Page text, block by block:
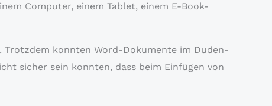
Computer, einem Tablet, einem E-Book-
Trotzdem konnten Word-Dokumente im Duden-
sicher sein konnten, dass beim Einfügen von